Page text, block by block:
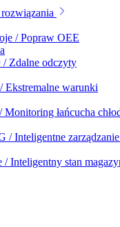
/ Popraw OEE
/ Zdalne odczyty
Ekstremalne warunki
łańcucha
/ Inteligentne
/ Inteligentny stan